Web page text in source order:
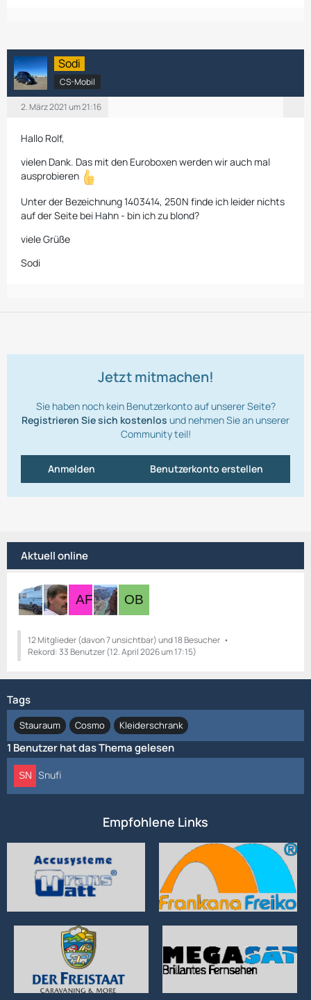
Sodi
CS-Mobil
2. März 2021 um 21:16
Hallo Rolf,
vielen Dank. Das mit den Euroboxen werden wir auch mal
ausprobieren
Unter der Bezeichnung 1403414, 250N finde ich leider nichts
auf der Seite bei Hahn - bin ich zu blond?
viele Grüße
Sodi
Jetzt mitmachen!
Sie haben noch kein Benutzerkonto auf unserer Seite?
Registrieren Sie sich kostenlos und nehmen Sie an unserer
Community teil!
Benutzerkonto erstellen
Anmelden
Aktuell online
12 Mitglieder (davon 7 unsichtbar) und 18 Besucher
Rekord: 33 Benutzer (12. April 2026 um 17:15)
Tags
Stauraum Cosmo Kleiderschrank
1 Benutzer hat das Thema gelesen
Snufi
Empfohlene Links